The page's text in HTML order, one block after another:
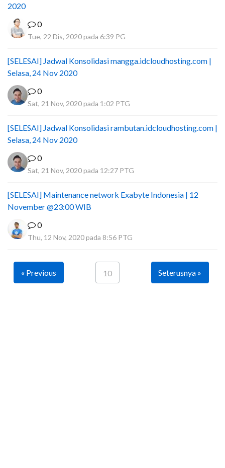
2020
0
Tue, 22 Dis, 2020 pada 6:39 PG
[SELESAI] Jadwal Konsolidasi mangga.idcloudhosting.com |
Selasa, 24 Nov 2020
0
Sat, 21 Nov, 2020 pada 1:02 PTG
[SELESAI] Jadwal Konsolidasi rambutan.idcloudhosting.com |
Selasa, 24 Nov 2020
0
Sat, 21 Nov, 2020 pada 12:27 PTG
[SELESAI] Maintenance network Exabyte Indonesia | 12
November @23:00 WIB
0
Thu, 12 Nov, 2020 pada 8:56 PTG
« Previous 10 Seterusnya »